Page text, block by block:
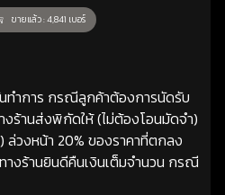
ขายแล้ว : 4,841 เบอร์
ทำการ กรณีลูกค้าต้องการนัดรับ
งร้านส่งพิกัดให้ (ไม่ต้องโอนมัดจำ)
วงหน้า 20% ของราคาที่ตกลง
ร้านยินดีคืนเงินเต็มจำนวน กรณี